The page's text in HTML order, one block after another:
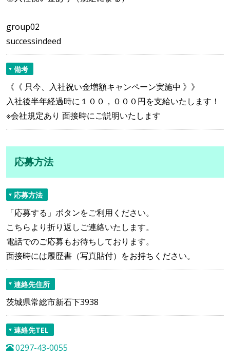
group02
successindeed
備考
《《 只今、入社祝い金増額キャンペーン実施中 》》
入社後半年経過時に１００，０００円を支給いたします！
※会社規定あり 面接時にご説明いたします
応募方法
応募方法
「応募する」ボタンをご利用ください。
こちらより折り返しご連絡いたします。
電話でのご応募もお待ちしております。
面接時には履歴書（写真貼付）をお持ちください。
連絡先住所
茨城県常総市新石下3938
連絡先TEL
0297-43-0055